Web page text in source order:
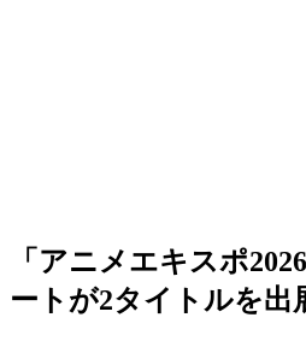
「アニメエキスポ
ートが2タイトルを出